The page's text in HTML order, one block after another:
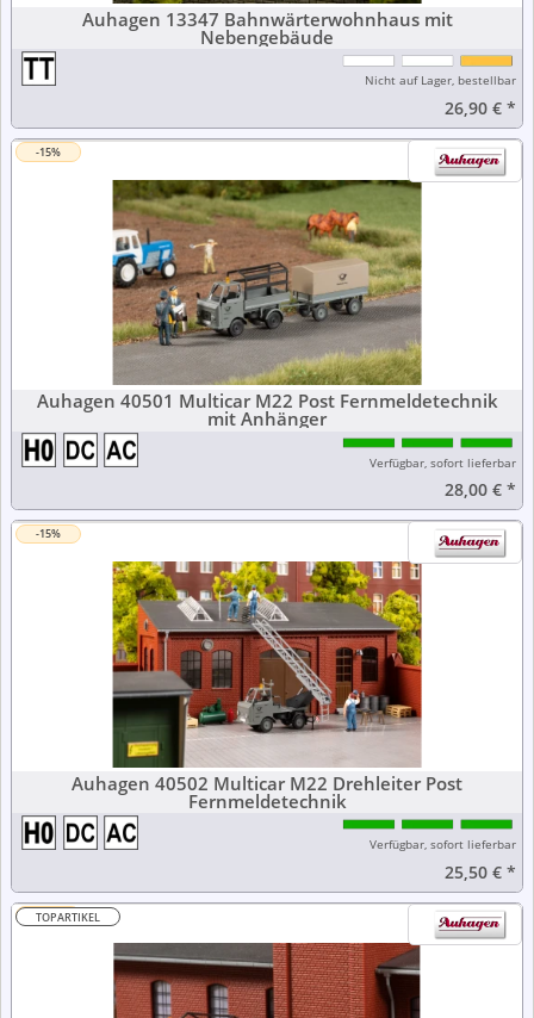
Auhagen 13347 Bahnwärterwohnhaus mit
Nebengebäude
Nicht auf Lager, bestellbar
26,90 €*
-15%
Auhagen 40501 Multicar M22 Post Fernmeldetechnik
mit Anhänger
Verfügbar, sofort lieferbar
28,00 €*
-15%
Auhagen 40502 Multicar M22 Drehleiter Post
Fernmeldetechnik
Verfügbar, sofort lieferbar
25,50 €*
TOPARTIKEL
-15%